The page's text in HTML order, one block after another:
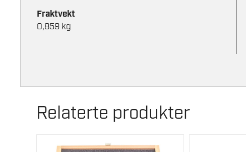
Fraktvekt
0,859 kg
Relaterte produkter